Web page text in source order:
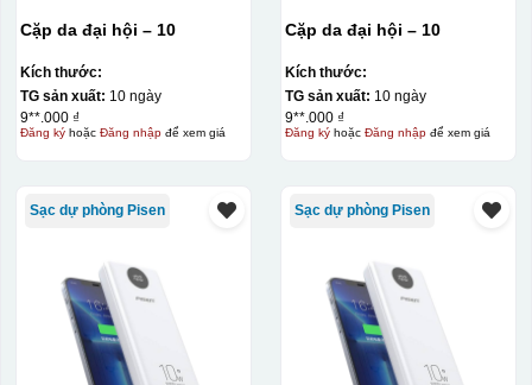
Decal được in xong, sẽ có 1 nền vàng phía dưới
Cặp da đại hội – 10
Kích thước:
TG sản xuất: 10 ngày
9**.000 ₫
Đăng kýhoặc Đăng nhậpđể xem giá
Cặp da đại hội – 10
Kích thước:
TG sản xuất: 10 ngày
9**.000 ₫
Đăng kýhoặc Đăng nhậpđể xem giá
Sạc dự phòng Pisen Sạc dự phòng Pisen